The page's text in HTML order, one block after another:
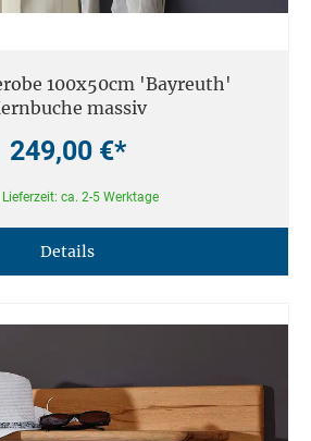
100x50cm 'Bayreuth'
massiv
249,00 €*
Lieferzeit: ca. 2-5 Werktage
Details